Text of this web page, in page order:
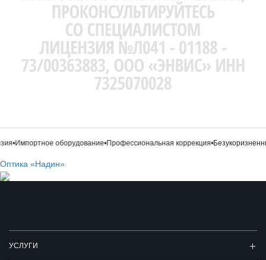
•Импортное оборудование•Профессиональная коррекция•
Оптика «Надин»
УСЛУГИ